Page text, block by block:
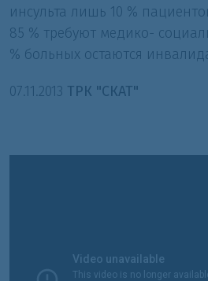
инсульта лишь 10 %
85 % требуют медико-
% больных остаются
07.11.2013 ТРК "СКАТ"